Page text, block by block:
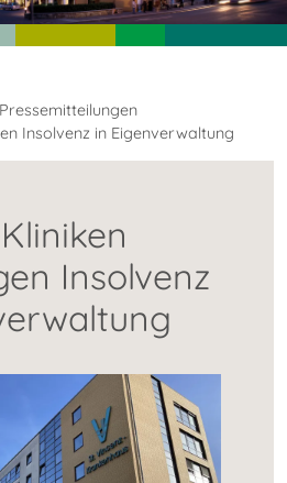
Insolvenz in Eigenverwaltung
Insolvenz